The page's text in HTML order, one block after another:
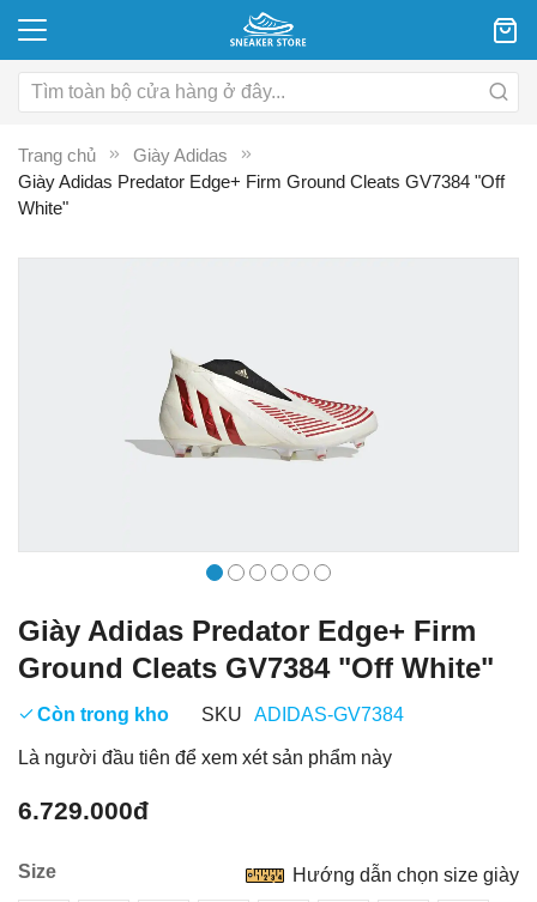
Trang chủ
Giày Adidas
Giày Adidas Predator Edge+ Firm Ground Cleats GV7384 "Off
White"
Giày Adidas Predator Edge+ Firm
Ground Cleats GV7384 "Off White"
Còn trong kho SKU ADIDAS-GV7384
Là người đầu tiên để xem xét sản phẩm này
6.729.000đ
Size Hướng dẫn chọn size giày